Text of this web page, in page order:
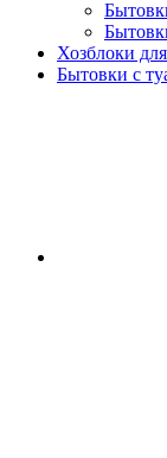
Хозблоки
Бытовки с